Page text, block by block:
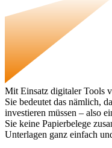
Mit Einsatz digitaler Tools
Sie bedeutet das nämlich,
investieren müssen – also
Sie keine Papierbelege
Unterlagen ganz einfach